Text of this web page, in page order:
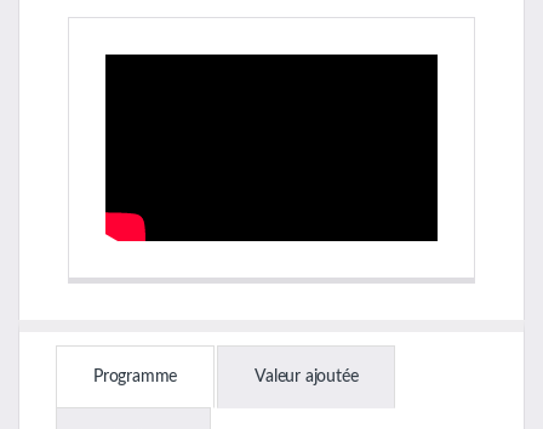
Programme Valeur ajoutée